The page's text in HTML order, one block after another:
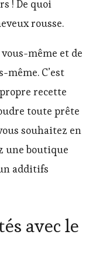
! De quoi
rousse.
même et de
C’est
recette
toute prête
souhaitez en
une boutique
additifs
avec le